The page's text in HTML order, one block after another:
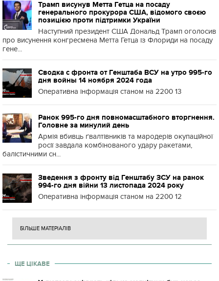
Трамп висунув Метта Гетца на посаду
генерального прокурора США, відомого своєю
позицією проти підтримки України
Наступний президент США Дональд Трамп оголосив
про висунення конгресмена Метта Гетца із Флориди на посаду
гене...
Сводка с фронта от Генштаба ВСУ на утро 995-го
дня войны 14 ноября 2024 года
Оперативна інформація станом на 2200 13
Ранок 995-го дня повномасштабного вторгнення.
Головне за минулий день
Армія вбивць ґвалтівників та мародерів окупаційної
росії завдала комбінованого удару ракетами,
балістичними сн...
Зведення з фронту від Генштабу ЗСУ на ранок
994-го дня війни 13 листопада 2024 року
Оперативна інформація станом на 2200 12
БІЛЬШЕ МАТЕРІАЛІВ
ЩЕ ЦІКАВЕ